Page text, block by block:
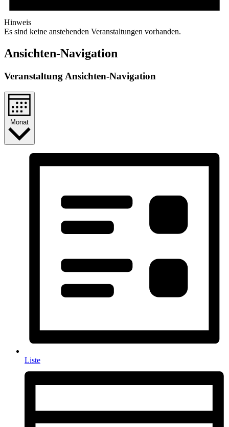
Hinweis
Es sind keine anstehenden Veranstaltungen vorhanden.
Ansichten-Navigation
Veranstaltung Ansichten-Navigation
Monat
Liste